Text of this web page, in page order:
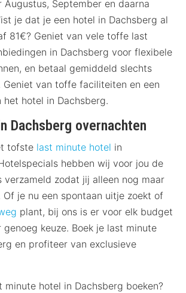
Augustus, September en daarna
je dat je een hotel in Dachsberg al
81€? Geniet van vele toffe last
in Dachsberg voor flexibele
en betaal gemiddeld slechts
van toffe faciliteiten en een
hotel in Dachsberg.
Dachsberg overnachten
tofste last minute hotel in
hebben wij voor jou de
zodat jij alleen nog maar
Of je nu een spontaan uitje zoekt of
plant, bij ons is er voor elk budget
genoeg keuze. Boek je last minute
en profiteer van exclusieve
minute hotel in Dachsberg boeken?